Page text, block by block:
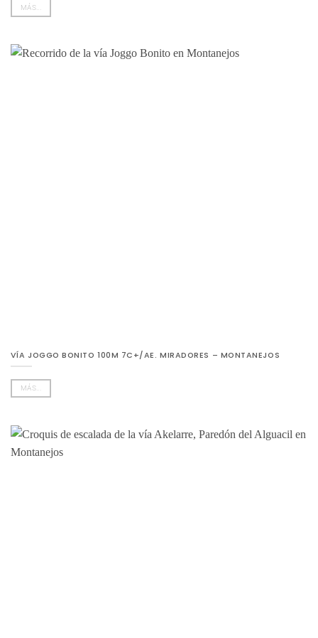
MÁS...
VÍA JOGGO BONITO 100M 7C+/AE. MIRADORES – MONTANEJOS
MÁS...